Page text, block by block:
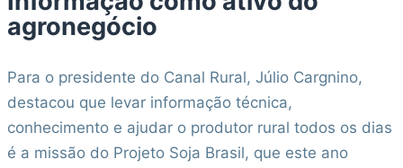
agronegócio
Para o presidente do Canal Rural, Júlio Cargnino,
destacou que levar informação técnica,
conhecimento e ajudar o produtor rural todos os dias
é a missão do Projeto Soja Brasil, que este ano